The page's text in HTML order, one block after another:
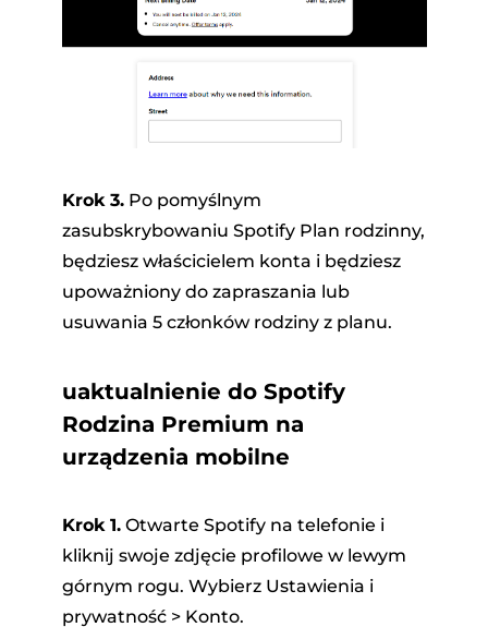
Krok 3.Po pomyślnym
zasubskrybowaniu Spotify Plan rodzinny,
będziesz właścicielem konta i będziesz
upoważniony do zapraszania lub
usuwania 5 członków rodziny z planu.
uaktualnienie do Spotify
Rodzina Premium na
urządzenia mobilne
Krok 1.Otwarte Spotify na telefonie i
kliknij swoje zdjęcie profilowe w lewym
górnym rogu. Wybierz Ustawienia i
prywatność > Konto.